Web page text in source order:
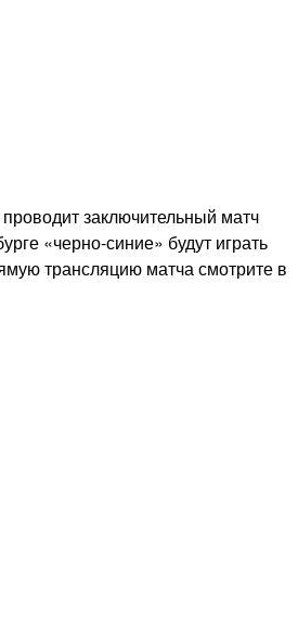
заключительный матч
«черно-синие» будут играть
трансляцию матча смотрите в